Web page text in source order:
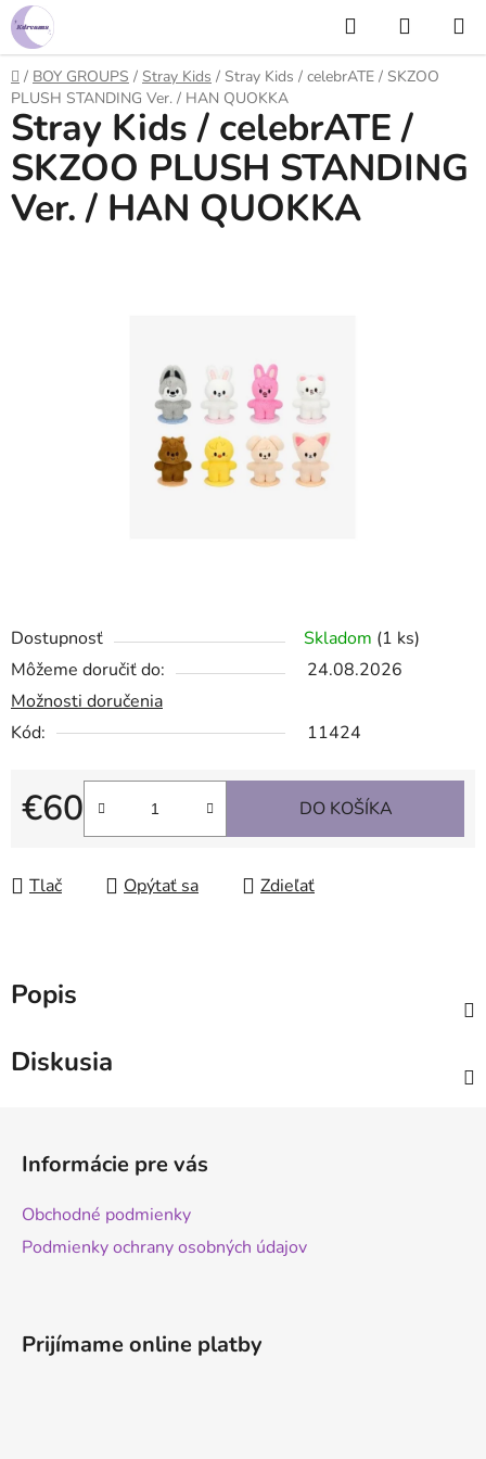
Prejsť
na
obsah
Hľadať
KOŠÍK
Domov
/ BOY GROUPS / Stray Kids / Stray Kids / celebrATE / SKZOO
PLUSH STANDING Ver. / HAN QUOKKA
Dostupnosť Skladom (1 ks)
Môžeme doručiť do:
24.08.2026
Možnosti doručenia
Kód:
11424
€60
Jednotková cena:
DO KOŠÍKA
Tlač Opýtať sa Zdieľať
Stray Kids / celebrATE /
SKZOO PLUSH STANDING
Ver. / HAN QUOKKA
Popis
Diskusia
Informácie pre vás
Obchodné podmienky
Podmienky ochrany osobných údajov
Prijímame online platby